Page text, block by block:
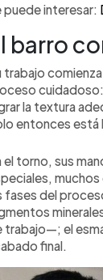
puede interesar:
barro
trabajo
cuidadoso:
la textura
entonces está
el torno, sus
fases del
trabajo—; el
final.